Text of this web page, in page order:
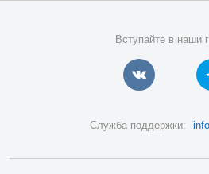
Вступайте в наши
Служба поддержки: